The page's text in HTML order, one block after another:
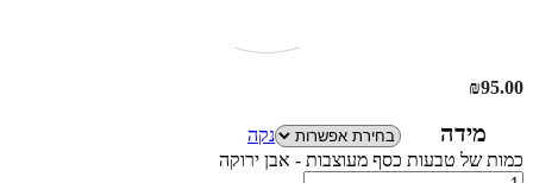
₪95.00
מידה
נקה
כמות של טבעות כסף מעוצבות - אבן ירוקה